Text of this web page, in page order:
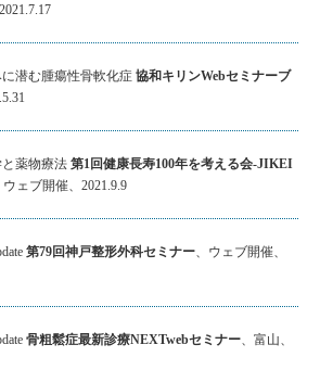
潜む腫瘍性骨軟化症 協和キリンWebセミナーブ
薬物療法 第1回健康長寿100年を考える会-JIKEI
ウェブ開催、2021.9.9
第79回神戸整形外科セミナー、ウェブ開催、
骨粗鬆症最新診療NEXTwebセミナー、富山、